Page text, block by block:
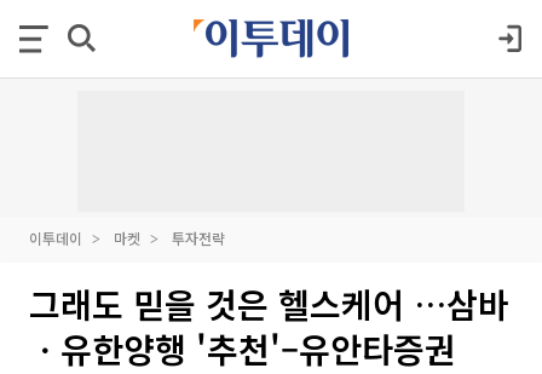
이투데이 마켓 투자전략
그래도 믿을 것은 헬스케어 …삼바
ㆍ유한양행 '추천'–유안타증권